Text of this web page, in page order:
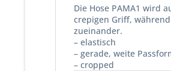
Die Hose PAMA1 wird
crepigen Griff,
zueinander.
– elastisch
– gerade, weite
– cropped